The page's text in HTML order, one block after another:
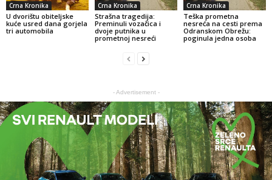
Crna Kronika
U dvorištu obiteljske
kuće usred dana gorjela
tri automobila
Crna Kronika
Strašna tragedija:
Preminuli vozačica i
dvoje putnika u
prometnoj nesreći
Crna Kronika
Teška prometna
nesreća na cesti prema
Odranskom Obrežu:
poginula jedna osoba
- Advertisement -